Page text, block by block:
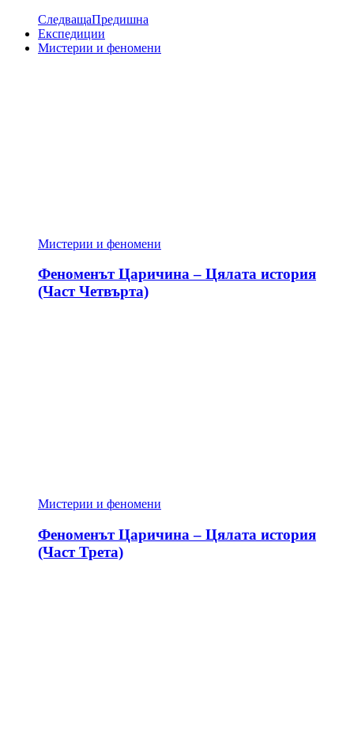
СледващаПредишна
Експедиции
Мистерии и феномени
Мистерии и феномени
Феноменът Царичина – Цялата история
(Част Четвърта)
Мистерии и феномени
Феноменът Царичина – Цялата история
(Част Трета)